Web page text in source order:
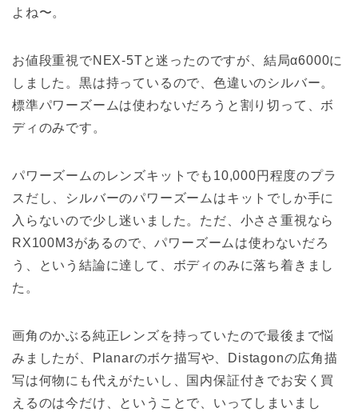
よね〜。
お値段重視でNEX-5Tと迷ったのですが、結局α6000に
しました。黒は持っているので、色違いのシルバー。
標準パワーズームは使わないだろうと割り切って、ボ
ディのみです。
パワーズームのレンズキットでも10,000円程度のプラ
スだし、シルバーのパワーズームはキットでしか手に
入らないので少し迷いました。ただ、小ささ重視なら
RX100M3があるので、パワーズームは使わないだろ
う、という結論に達して、ボディのみに落ち着きまし
た。
画角のかぶる純正レンズを持っていたので最後まで悩
みましたが、Planarのボケ描写や、Distagonの広角描
写は何物にも代えがたいし、国内保証付きでお安く買
えるのは今だけ、ということで、いってしまいまし